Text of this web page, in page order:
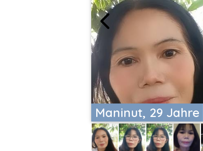
Maninut, 29 Jahre